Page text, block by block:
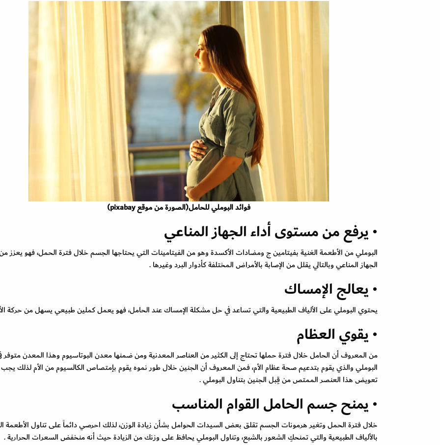
فوائد البوملي للحامل(الصورة من موقع pixabay)
• يرفع من مستوى أداء الجهاز المناعي
البوملي من الأطعمة الغنية بفيتامين ج ومضادات الأكسدة وهو من الفيتامينات التي يحتاجها الجسم خلال فترة الحمل، فهو يعزز
الجهاز المناعي وبالتالي يقلل من الإصابة بالأمراض المختلفة كأدوار البرد وغيرها .
• يعالج الإمساك
يحتوي البوملي على الألياف الطبيعية والتي تساعد في حل مشكلة الإمساك عند الحامل، فهو يعمل كملين طبيعي يسهل من حركة
• يقوي العظام
من المعروف أن الحامل خلال فترة حملها تحتاج إلى الكثير من العناصر المعدنية ومن ضمنها معدن البوتاسيوم وهذا المعدن متوفر
البوملي والذي يقوم بتدعيم صحة عظام الأم، فمن المعروف أن الجنين خلال طور نموه يقوم بإمتصاص الكالسيوم من الأم لذلك يجب
تعويض هذا العنصر الممتص من قِبل الجنين بتناول البوملي .
• يمنح جسم الحامل القوام المناسب
خلال فترة الحمل وتغير هرمونات الجسم تقلق بعض السيدات الحوامل بشأن زيادة الوزن، لذلك احرصي دائماً على تناول الأطعمة
بالألياف الطبيعية والتي تمنحكِ الشعور بالشبع، وتناول البوملي يحافظ على وزنك من الزيادة حيث أنه منخفض السعرات الحرارية .